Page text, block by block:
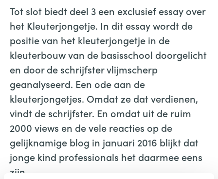
Tot slot biedt deel 3 een exclusief essay over
het Kleuterjongetje. In dit essay wordt de
positie van het kleuterjongetje in de
kleuterbouw van de basisschool doorgelicht
en door de schrijfster vlijmscherp
geanalyseerd. Een ode aan de
kleuterjongetjes. Omdat ze dat verdienen,
vindt de schrijfster. En omdat uit de ruim
2000 views en de vele reacties op de
gelijknamige blog in januari 2016 blijkt dat
jonge kind professionals het daarmee eens
zijn.